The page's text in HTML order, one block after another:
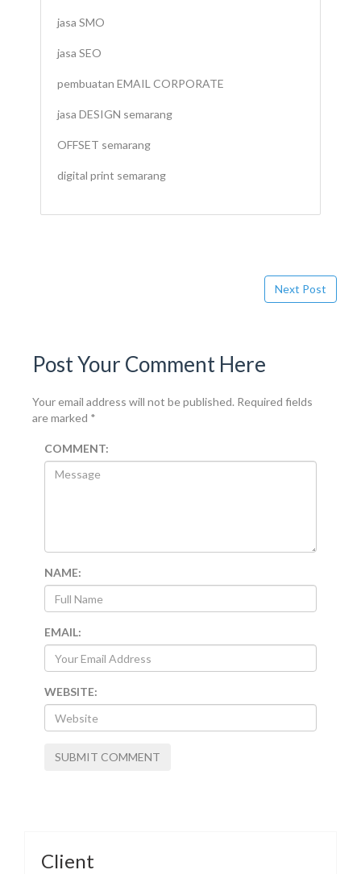
jasa SMO
jasa SEO
pembuatan EMAIL CORPORATE
jasa DESIGN semarang
OFFSET semarang
digital print semarang
Next Post
Post Your Comment Here
Your email address will not be published. Required fields
are marked *
COMMENT:
NAME:
EMAIL:
WEBSITE:
Client